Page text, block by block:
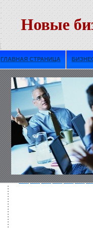
Новые
ГЛАВНАЯ СТРАНИЦА